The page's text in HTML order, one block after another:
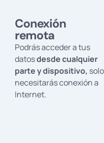
Conexión
remota
Podrás acceder a tus
datosdesde cualquier
parte y dispositivo, solo
necesitarás conexión a
Internet.